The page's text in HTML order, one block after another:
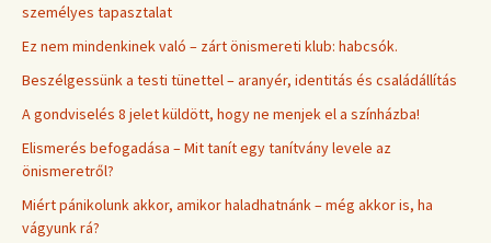
személyes tapasztalat
Ez nem mindenkinek való – zárt önismereti klub: habcsók.
Beszélgessünk a testi tünettel – aranyér, identitás és családállítás
A gondviselés 8 jelet küldött, hogy ne menjek el a színházba!
Elismerés befogadása – Mit tanít egy tanítvány levele az
önismeretről?
Miért pánikolunk akkor, amikor haladhatnánk – még akkor is, ha
vágyunk rá?